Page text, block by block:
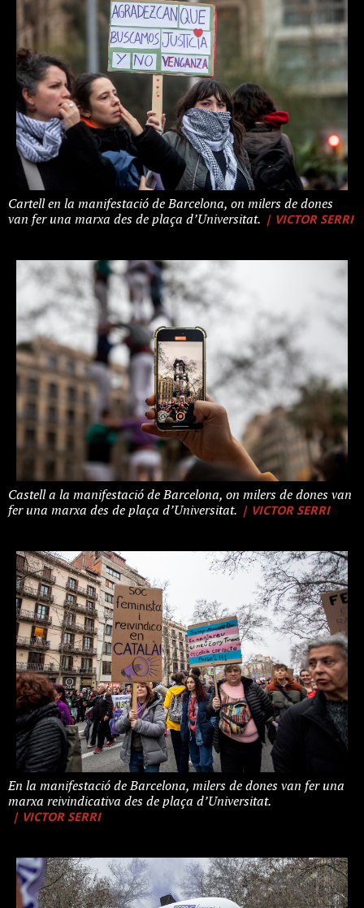
Cartell en la manifestació de Barcelona, on milers de dones
van fer una marxa des de plaça d’Universitat. | VICTOR SERRI
Castell a la manifestació de Barcelona, on milers de dones van
fer una marxa des de plaça d’Universitat. | VICTOR SERRI
En la manifestació de Barcelona, milers de dones van fer una
marxa reivindicativa des de plaça d’Universitat.
| VICTOR SERRI